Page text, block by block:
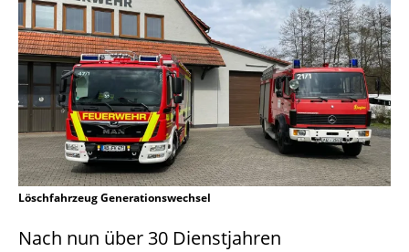
Löschfahrzeug Generationswechsel
Nach nun über 30 Dienstjahren